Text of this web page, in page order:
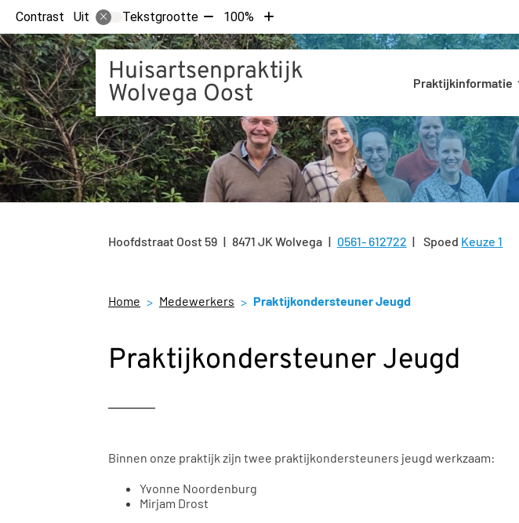
Contrast Uit Tekstgrootte Tekst
verkleinen
met
10%
100%
Tekst
vergroten
met
10%
Huisartsenpraktijk
Wolvega Oost
Praktijkinformatie
Hoofdstraat Oost 59 8471 JK Wolvega Tel:
0561- 612722 Spoed Keuze 1
Home Medewerkers Praktijkondersteuner Jeugd
Praktijkondersteuner Jeugd
Binnen onze praktijk zijn twee praktijkondersteuners jeugd werkzaam:
Yvonne Noordenburg
Mirjam Drost